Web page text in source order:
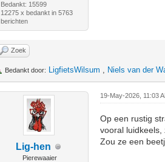
Bedankt: 15599
12275 x bedankt in 5763
berichten
Zoek
Bedankt door: LigfietsWilsum , Niels van der
Lig-hen
Pierewaaier
19-May-2026, 11:03
Op een rustig
vooral luidkeels,
Zou ze een